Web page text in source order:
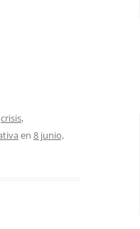
crisis,
en 8 junio,